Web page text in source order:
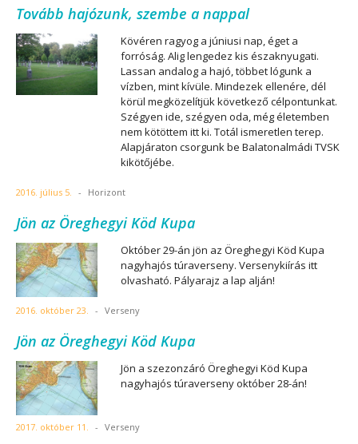
Tovább hajózunk, szembe a nappal
Kövéren ragyog a júniusi nap, éget a
forróság. Alig lengedez kis északnyugati.
Lassan andalog a hajó, többet lógunk a
vízben, mint kívüle. Mindezek ellenére, dél
körül megközelítjük következő célpontunkat.
Szégyen ide, szégyen oda, még életemben
nem kötöttem itt ki. Totál ismeretlen terep.
Alapjáraton csorgunk be Balatonalmádi TVSK
kikötőjébe.
2016. július 5. - Horizont
Jön az Öreghegyi Köd Kupa
Október 29-án jön az Öreghegyi Köd Kupa
nagyhajós túraverseny. Versenykiírás itt
olvasható. Pályarajz a lap alján!
2016. október 23. - Verseny
Jön az Öreghegyi Köd Kupa
Jön a szezonzáró Öreghegyi Köd Kupa
nagyhajós túraverseny október 28-án!
2017. október 11. - Verseny